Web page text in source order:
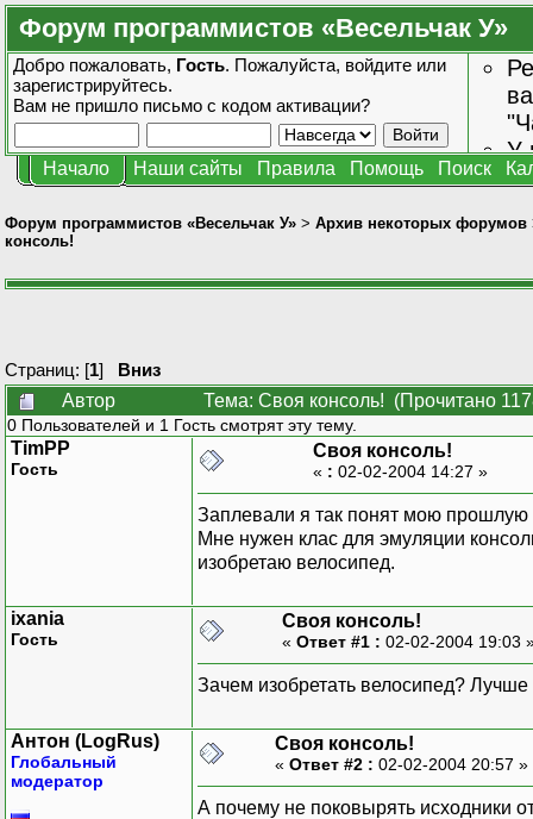
Форум программистов «Весельчак У»
Добро пожаловать, Гость. Пожалуйста, войдите или
зарегистрируйтесь.
Вам не пришло письмо с кодом активации?
У
Начало Наши сайты Правила Помощь Поиск
Форум программистов «Весельчак У» > Архив некоторых форумов
консоль!
Страниц: [1] Вниз
Автор
Тема: Своя консоль! (Прочитано
0 Пользователей и 1 Гость смотрят эту тему.
TimPP
Гость
Своя консоль!
« : 02-02-2004 14:27 »
Заплевали я так понят мою
Мне нужен клас для эмуляции
изобретаю велосипед.
ixania
Гость
Своя консоль!
« Ответ #1 : 02-02-2004 19:03
Зачем изобретать велосипед?
Антон (LogRus)
Глобальный
модератор
Своя консоль!
« Ответ #2 : 02-02-2004 20:57 »
А почему не поковырять исходники